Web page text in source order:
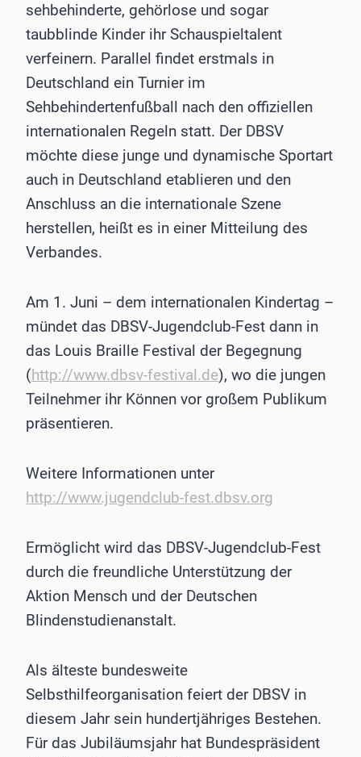
sehbehinderte, gehörlose und sogar
taubblinde Kinder ihr Schauspieltalent
verfeinern. Parallel findet erstmals in
Deutschland ein Turnier im
Sehbehindertenfußball nach den offiziellen
internationalen Regeln statt. Der DBSV
möchte diese junge und dynamische Sportart
auch in Deutschland etablieren und den
Anschluss an die internationale Szene
herstellen, heißt es in einer Mitteilung des
Verbandes.
Am 1. Juni – dem internationalen Kindertag –
mündet das DBSV-Jugendclub-Fest dann in
das Louis Braille Festival der Begegnung
(http://www.dbsv-festival.de), wo die jungen
Teilnehmer ihr Können vor großem Publikum
präsentieren.
Weitere Informationen unter
http://www.jugendclub-fest.dbsv.org
Ermöglicht wird das DBSV-Jugendclub-Fest
durch die freundliche Unterstützung der
Aktion Mensch und der Deutschen
Blindenstudienanstalt.
Als älteste bundesweite
Selbsthilfeorganisation feiert der DBSV in
diesem Jahr sein hundertjähriges Bestehen.
Für das Jubiläumsjahr hat Bundespräsident